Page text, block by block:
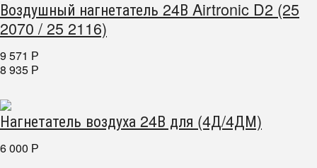
Воздушный нагнетатель 24В Airtronic D2 (25
2070 / 25 2116)
9 571 Р
8 935 Р
Нагнетатель воздуха 24В для (4Д/4ДМ)
6 000 Р